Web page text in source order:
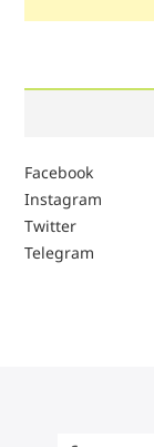
Facebook
Instagram
Twitter
Telegram